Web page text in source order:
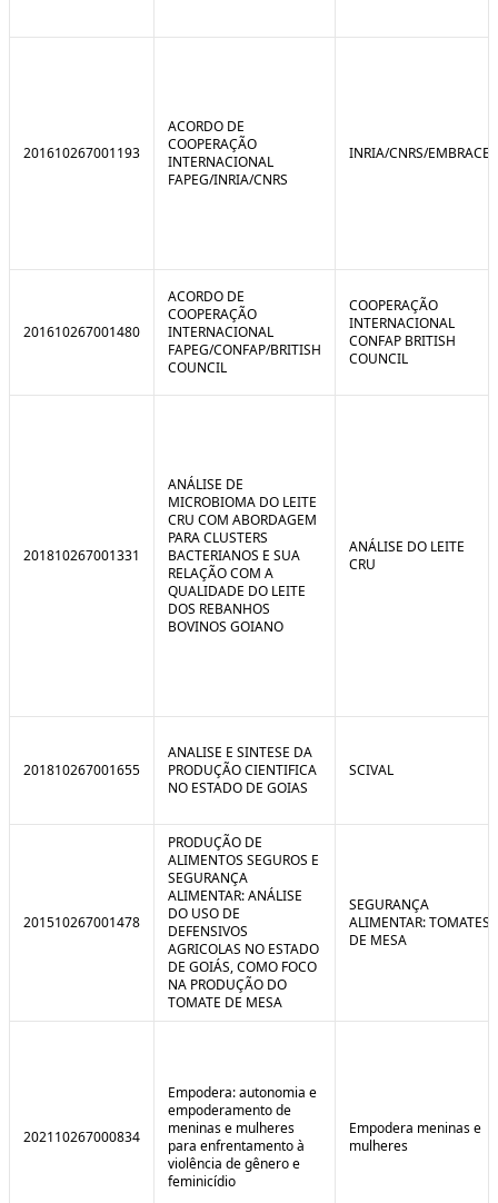
201610267001193
ACORDO DE
COOPERAÇÃO
INTERNACIONAL
FAPEG/INRIA/CNRS
INRIA/CNRS/EMBRACE
201610267001480
ACORDO DE
COOPERAÇÃO
INTERNACIONAL
FAPEG/CONFAP/BRITISH
COUNCIL
COOPERAÇÃO
INTERNACIONAL
CONFAP BRITISH
COUNCIL
201810267001331
ANÁLISE DE
MICROBIOMA DO LEITE
CRU COM ABORDAGEM
PARA CLUSTERS
BACTERIANOS E SUA
RELAÇÃO COM A
QUALIDADE DO LEITE
DOS REBANHOS
BOVINOS GOIANO
ANÁLISE DO LEITE
CRU
201810267001655
ANALISE E SINTESE DA
PRODUÇÃO CIENTIFICA
NO ESTADO DE GOIAS
SCIVAL
201510267001478
PRODUÇÃO DE
ALIMENTOS SEGUROS E
SEGURANÇA
ALIMENTAR: ANÁLISE
DO USO DE
DEFENSIVOS
AGRICOLAS NO ESTADO
DE GOIÁS, COMO FOCO
NA PRODUÇÃO DO
TOMATE DE MESA
SEGURANÇA
ALIMENTAR: TOMATES
DE MESA
202110267000834
Empodera: autonomia e
empoderamento de
meninas e mulheres
para enfrentamento à
violência de gênero e
feminicídio
Empodera meninas e
mulheres